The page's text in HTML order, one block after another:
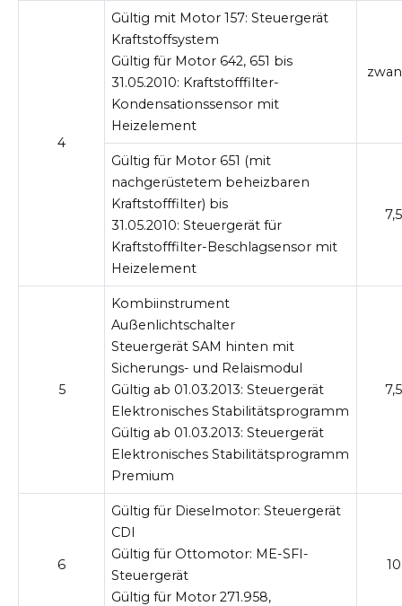
4
Gültig mit Motor 157: Steuergerät
Kraftstoffsystem
Gültig für Motor 642, 651 bis
31.05.2010: Kraftstofffilter-
Kondensationssensor mit
Heizelement
Gültig für Motor 651 (mit
nachgerüstetem beheizbaren
Kraftstofffilter) bis
31.05.2010: Steuergerät für
Kraftstofffilter-Beschlagsensor mit
Heizelement
7,5
5
Kombiinstrument
Außenlichtschalter
Steuergerät SAM hinten mit
Sicherungs- und Relaismodul
Gültig ab 01.03.2013: Steuergerät
Elektronisches Stabilitätsprogramm
Gültig ab 01.03.2013: Steuergerät
Elektronisches Stabilitätsprogramm
Premium
7,5
6
Gültig für Dieselmotor: Steuergerät
CDI
Gültig für Ottomotor: ME-SFI-
Steuergerät
Gültig für Motor 271.958,
10